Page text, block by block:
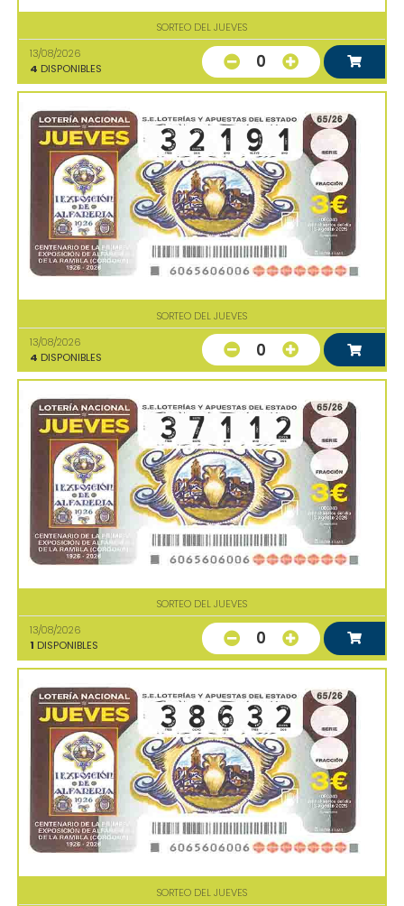
SORTEO DEL JUEVES
13/08/2026
4 DISPONIBLES 0
SORTEO DEL JUEVES
13/08/2026
4 DISPONIBLES 0
SORTEO DEL JUEVES
13/08/2026
1 DISPONIBLES 0
SORTEO DEL JUEVES